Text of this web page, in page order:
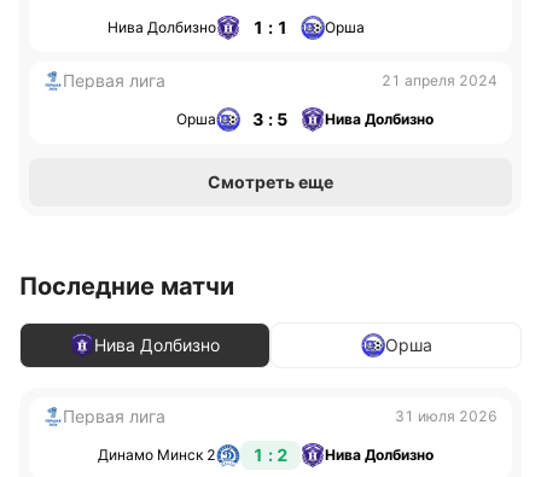
Нива Долбизно 1 : 1 Орша
Первая лига 21 апреля 2024
Орша 3 : 5 Нива Долбизно
Смотреть еще
Последние матчи
Нива Долбизно Орша
Первая лига 31 июля 2026
Динамо Минск 2 1 : 2 Нива Долбизно